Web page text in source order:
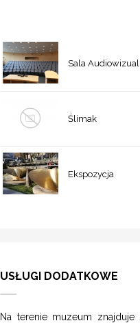
Sala
Ślimak
Ekspozycja
USŁUGI DODATKOWE
Na terenie muzeum znajduje